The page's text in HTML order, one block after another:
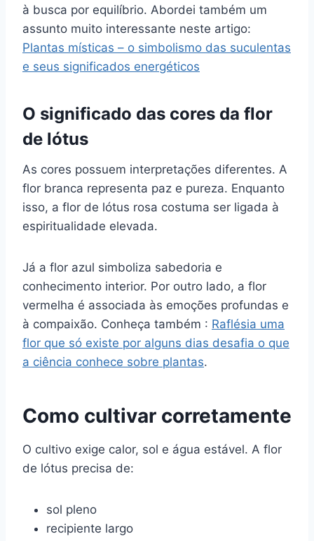
à busca por equilíbrio. Abordei também um
assunto muito interessante neste artigo:
Plantas místicas – o simbolismo das suculentas
e seus significados energéticos
O significado das cores da flor
de lótus
As cores possuem interpretações diferentes. A
flor branca representa paz e pureza. Enquanto
isso, a flor de lótus rosa costuma ser ligada à
espiritualidade elevada.
Já a flor azul simboliza sabedoria e
conhecimento interior. Por outro lado, a flor
vermelha é associada às emoções profundas e
à compaixão. Conheça também : Raflésia uma
flor que só existe por alguns dias desafia o que
a ciência conhece sobre plantas.
Como cultivar corretamente
O cultivo exige calor, sol e água estável. A flor
de lótus precisa de:
sol pleno
recipiente largo